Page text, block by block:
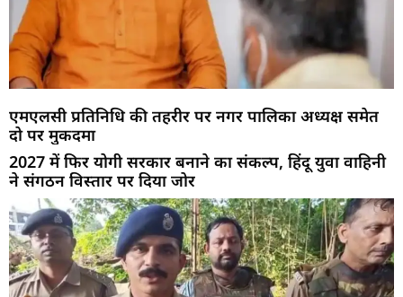
एमएलसी प्रतिनिधि की तहरीर पर नगर पालिका अध्यक्ष समेत
दो पर मुकदमा
2027 में फिर योगी सरकार बनाने का संकल्प, हिंदू युवा वाहिनी
ने संगठन विस्तार पर दिया जोर